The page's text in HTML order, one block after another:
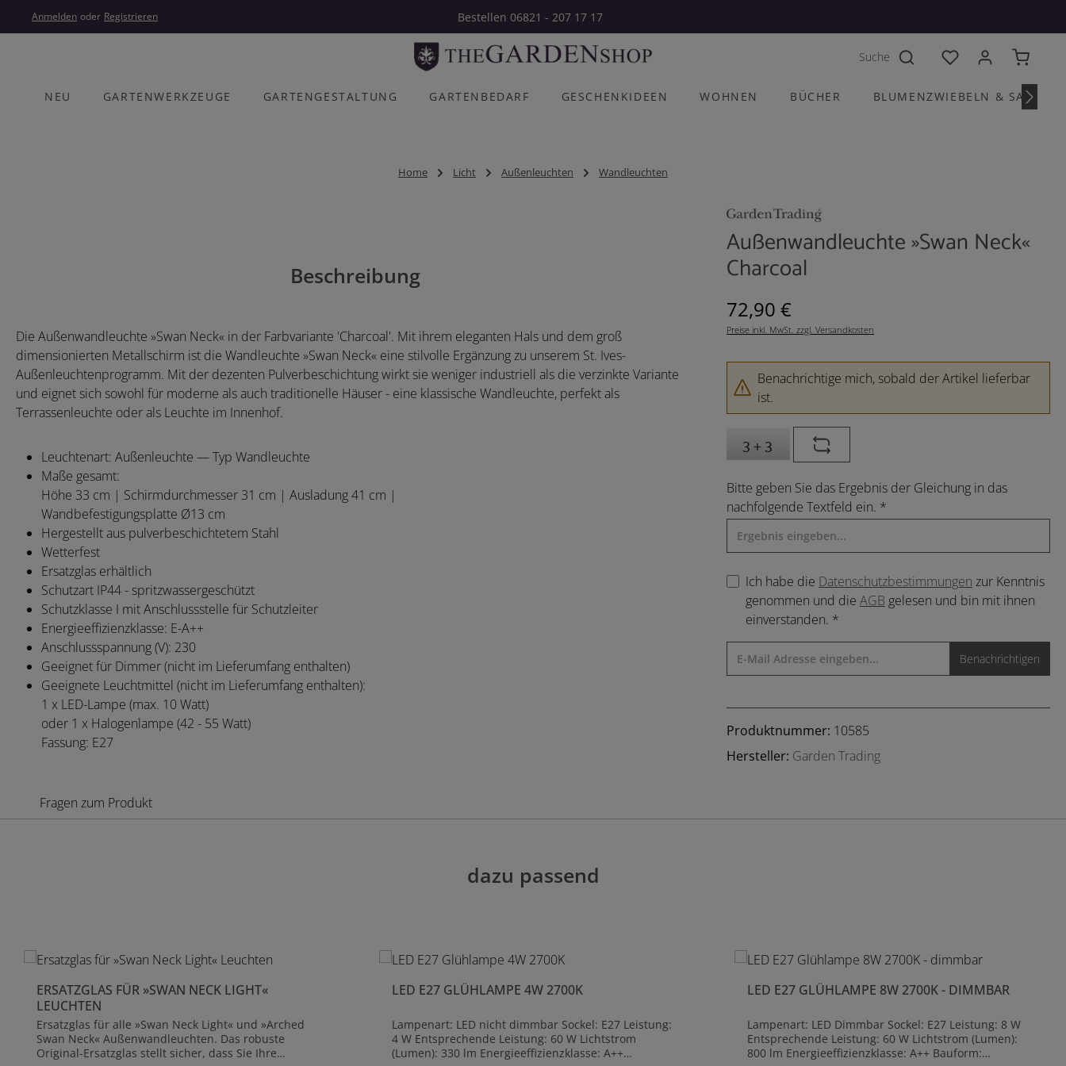
Hauptinhalt springen
Zur Hauptnavigation springen
Anmelden oder Registrieren Bestellen 06821 - 207 17 17
Du hast 0 Produkte
NEU GARTENWERKZEUGE GARTENGESTALTUNG GARTENBEDARF GESCHENKIDEEN WOHNEN BÜCHER BLUMENZWIEBELN &
Home Licht Außenleuchten Wandleuchten
Außenwandleuchte »Swan Neck«
Charcoal
Regulärer Preis:
72,90 €
Preise inkl. MwSt. zzgl. Versandkosten
Benachrichtige mich, sobald der Artikel lieferbar
ist.
Bitte geben Sie das Ergebnis der Gleichung in das
nachfolgende Textfeld ein. *
Ich habe die Datenschutzbestimmungen zur Kenntnis
genommen und die AGB gelesen und bin mit ihnen
einverstanden. *
Benachrichtigen
Produktnummer: 10585
Hersteller: Garden Trading
Beschreibung
Die Außenwandleuchte »Swan Neck« in der Farbvariante 'Charcoal'. Mit ihrem eleganten Hals und dem groß
dimensionierten Metallschirm ist die Wandleuchte »Swan Neck« eine stilvolle Ergänzung zu unserem St. Ives-
Außenleuchtenprogramm. Mit der dezenten Pulverbeschichtung wirkt sie weniger industriell als die verzinkte Variante
und eignet sich sowohl für moderne als auch traditionelle Häuser - eine klassische Wandleuchte, perfekt als
Terrassenleuchte oder als Leuchte im Innenhof.
Leuchtenart: Außenleuchte — Typ Wandleuchte
Maße gesamt:
Höhe 33 cm | Schirmdurchmesser 31 cm | Ausladung 41 cm |
Wandbefestigungsplatte Ø13 cm
Hergestellt aus pulverbeschichtetem Stahl
Wetterfest
Ersatzglas erhältlich
Schutzart IP44 - spritzwassergeschützt
Schutzklasse I mit Anschlussstelle für Schutzleiter
Energieeffizienzklasse: E-A++
Anschlussspannung (V): 230
Geeignet für Dimmer (nicht im Lieferumfang enthalten)
Geeignete Leuchtmittel (nicht im Lieferumfang enthalten):
1 x LED-Lampe (max. 10 Watt)
oder 1 x Halogenlampe (42 - 55 Watt)
Fassung: E27
Fragen zum Produkt
dazu passend
ERSATZGLAS FÜR »SWAN NECK LIGHT«
LEUCHTEN
Ersatzglas für alle »Swan Neck Light« und »Arched
Swan Neck« Außenwandleuchten. Das robuste
Original-Ersatzglas stellt sicher, dass Sie Ihre
LED E27 GLÜHLAMPE 4W 2700K
Lampenart: LED nicht dimmbar Sockel: E27 Leistung:
4 W Entsprechende Leistung: 60 W Lichtstrom
(Lumen): 330 lm Energieeffizienzklasse: A++
LED E27 GLÜHLAMPE 8W 2700K - DIMMBAR
Lampenart: LED Dimmbar Sockel: E27 Leistung: 8 W
Entsprechende Leistung: 60 W Lichtstrom (Lumen):
800 lm Energieeffizienzklasse: A++ Bauform: